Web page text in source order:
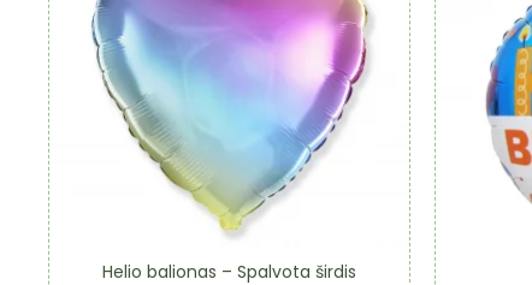
Helio balionas – Spalvota širdis